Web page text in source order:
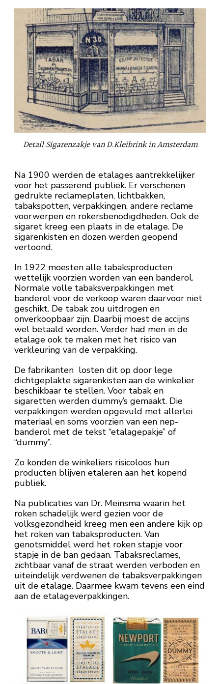
Detail Sigarenzakje van D.Kleibrink in Amsterdam
Na 1900 werden de etalages aantrekkelijker
voor het passerend publiek. Er verschenen
gedrukte reclameplaten, lichtbakken,
tabakspotten, verpakkingen, andere reclame
voorwerpen en rokersbenodigdheden. Ook de
sigaret kreeg een plaats in de etalage. De
sigarenkisten en dozen werden geopend
vertoond.
In 1922 moesten alle tabaksproducten
wettelijk voorzien worden van een banderol.
Normale volle tabaksverpakkingen met
banderol voor de verkoop waren daarvoor niet
geschikt. De tabak zou uitdrogen en
onverkoopbaar zijn. Daarbij moest de accijns
wel betaald worden. Verder had men in de
etalage ook te maken met het risico van
verkleuring van de verpakking.
De fabrikanten losten dit op door lege
dichtgeplakte sigarenkisten aan de winkelier
beschikbaar te stellen. Voor tabak en
sigaretten werden dummy’s gemaakt. Die
verpakkingen werden opgevuld met allerlei
materiaal en soms voorzien van een nep-
banderol met de tekst “etalagepakje” of
“dummy”.
Zo konden de winkeliers risicoloos hun
producten blijven etaleren aan het kopend
publiek.
Na publicaties van Dr. Meinsma waarin het
roken schadelijk werd gezien voor de
volksgezondheid kreeg men een andere kijk op
het roken van tabaksproducten. Van
genotsmiddel werd het roken stapje voor
stapje in de ban gedaan. Tabaksreclames,
zichtbaar vanaf de straat werden verboden en
uiteindelijk verdwenen de tabaksverpakkingen
uit de etalage. Daarmee kwam tevens een eind
aan de etalageverpakkingen.